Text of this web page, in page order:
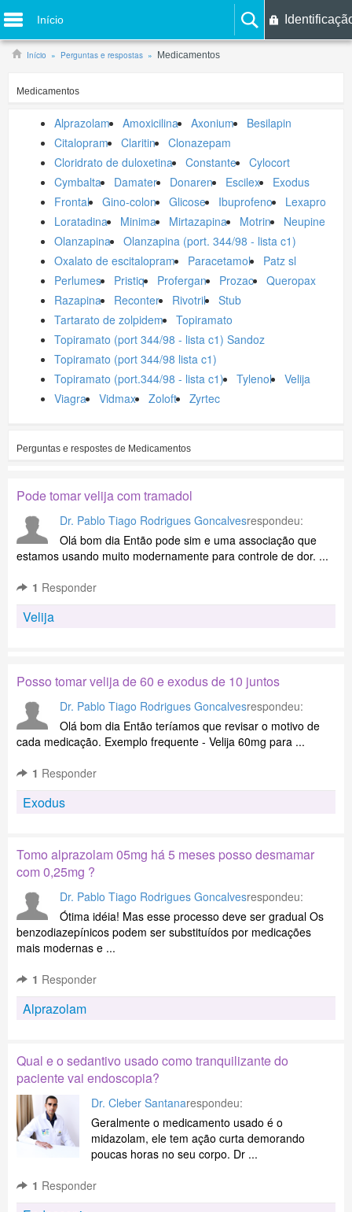
Início
Início Perguntas e respostas Medicamentos
Medicamentos
Alprazolam Amoxicilina Axonium
Besilapin
Citalopram
Claritin
Clonazepam
Cloridrato de duloxetina
Constante
Cylocort
Cymbalta
Damater Donaren Escilex
Exodus
Frontal
Gino-colon Glicose Ibuprofeno
Lexapro
Loratadina
Minima Mirtazapina Motrin
Neupine
Olanzapina
Olanzapina (port. 344/98 - lista c1)
Oxalato de escitalopram
Paracetamol
Patz sl
Perlumes
Pristiq Profergan Prozac
Queropax
Razapina
Reconter Rivotril
Stub
Tartarato de zolpidem
Topiramato
Topiramato (port 344/98 - lista c1) Sandoz
Topiramato (port 344/98 lista c1)
Topiramato (port.344/98 - lista c1)
Tylenol
Velija
Viagra
Vidmax Zoloft Zyrtec
Perguntas e respostes de Medicamentos
Pode tomar velija com tramadol
Dr. Pablo Tiago Rodrigues Goncalvesrespondeu:
Olá bom dia Então pode sim e uma associação que
estamos usando muito modernamente para controle de dor. ...
1 Responder
Velija
Posso tomar velija de 60 e exodus de 10 juntos
Dr. Pablo Tiago Rodrigues Goncalvesrespondeu:
Olá bom dia Então teríamos que revisar o motivo de
cada medicação. Exemplo frequente - Velija 60mg para ...
1 Responder
Exodus
Tomo alprazolam 05mg há 5 meses posso desmamar
com 0,25mg ?
Dr. Pablo Tiago Rodrigues Goncalvesrespondeu:
Ótima idéia! Mas esse processo deve ser gradual Os
benzodiazepínicos podem ser substituídos por medicações
mais modernas e ...
1 Responder
Alprazolam
Qual e o sedantivo usado como tranquilizante do
paciente vai endoscopia?
Dr. Cleber Santanarespondeu:
Geralmente o medicamento usado é o
midazolam, ele tem ação curta demorando
poucas horas no seu corpo. Dr ...
1 Responder